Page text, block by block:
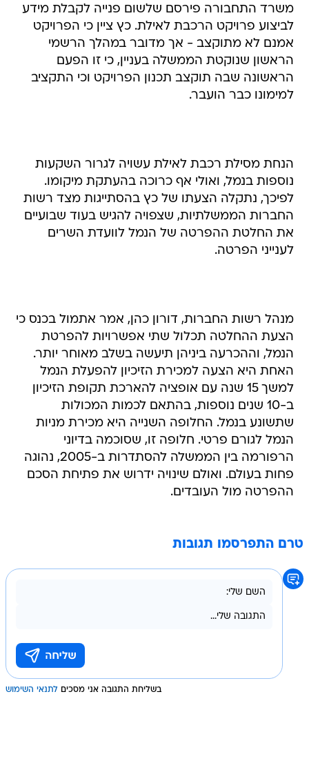
אמנם לא מתוקצב - אך מדובר במהלך הרשמי
הראשון שנוקטת הממשלה בעניין, כי זו הפעם
הראשונה שבה תוקצב תכנון הפרויקט וכי התקציב
למימונו כבר הועבר.
לפיכך, נתקלה הצעתו של כץ בהסתייגות מצד רשות
החברות הממשלתיות, שצפויה להגיש בעוד שבועיים
את החלטת ההפרטה של הנמל לוועדת השרים
לענייני הפרטה.
הנמל, וההכרעה ביניהן תיעשה בשלב מאוחר יותר.
האחת היא הצעה למכירת הזיכיון להפעלת הנמל
למשך 15 שנה עם אופציה להארכת תקופת הזיכיון
ב-10 שנים נוספות, בהתאם לכמות המכולות
שתשונע בנמל. החלופה השנייה היא מכירת מניות
הנמל לגורם פרטי. חלופה זו, שסוכמה בדיוני
הרפורמה בין הממשלה להסתדרות ב-2005, נהוגה
פחות בעולם. ואולם שינויה ידרוש את פתיחת הסכם
ההפרטה מול העובדים.
בשליחת התגובה אני מסכים לתנאי השימוש